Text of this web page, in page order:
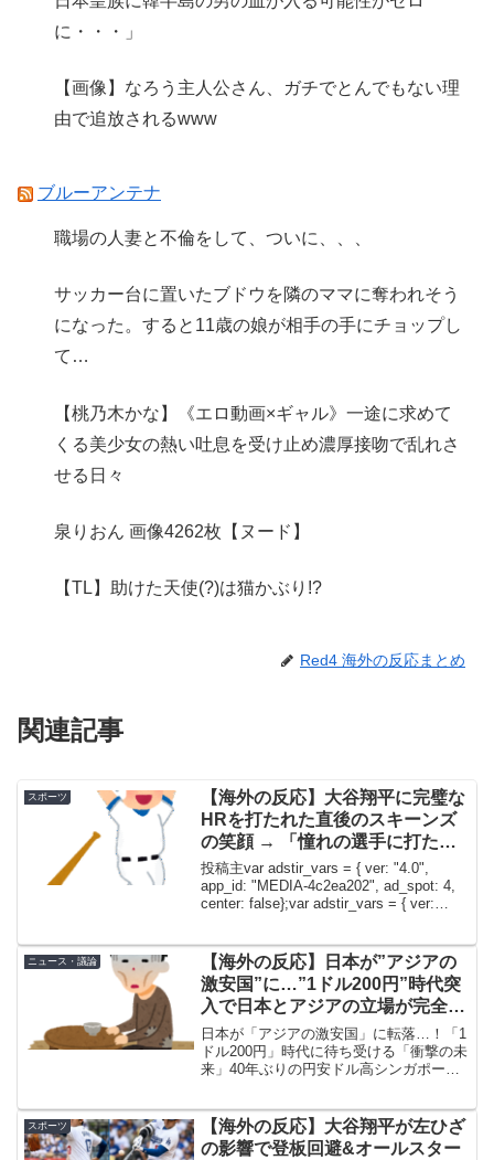
に・・・」
【画像】なろう主人公さん、ガチでとんでもない理
由で追放されるwww
ブルーアンテナ
職場の人妻と不倫をして、ついに、、、
サッカー台に置いたブドウを隣のママに奪われそう
になった。すると11歳の娘が相手の手にチョップし
て…
【桃乃木かな】《エロ動画×ギャル》一途に求めて
くる美少女の熱い吐息を受け止め濃厚接吻で乱れさ
せる日々
泉りおん 画像4262枚【ヌード】
【TL】助けた天使(?)は猫かぶり!?
Red4 海外の反応まとめ
関連記事
スポーツ
【海外の反応】大谷翔平に完璧な
HRを打たれた直後のスキーンズ
の笑顔 → 「憧れの選手に打たれ
て嬉しかったんだろうなｗ」
投稿主var adstir_vars = { ver: "4.0",
app_id: "MEDIA-4c2ea202", ad_spot: 4,
center: false};var adstir_vars = { ver:
ニュース・議論
【海外の反応】日本が”アジアの
激安国”に…”1ドル200円”時代突
入で日本とアジアの立場が完全に
逆転へ…… → 「これで製造業が
日本に戻ってくるだろ」「製造業
には人が必要なのに移民反対で少
そう」
日本が「アジアの激安国」に転落…！「1
ドル200円」時代に待ち受ける「衝撃の未
来」40年ぶりの円安ドル高シンガポール
うに、シンガポールドルの円に対する購
買力は、この15...
スポーツ
【海外の反応】大谷翔平が左ひざ
の影響で登板回避&オールスター